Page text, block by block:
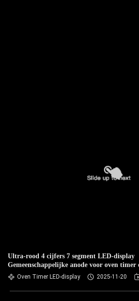
Ultra-rood 4 cijfers 7 segment LED-display
Gemeenschappelijke anode voor oven
Oven Timer LED-display 2025-11-20